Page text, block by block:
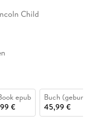
Child
epub
€
Buch
45,99 €